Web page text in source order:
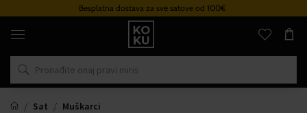
Besplatna dostava za sve satove od 100€
Originalni
parfemi
satovi
na
mjestu
Sat
Muškarci